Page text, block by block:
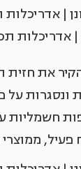
אדריכלות
את חזית
על
חשמליות